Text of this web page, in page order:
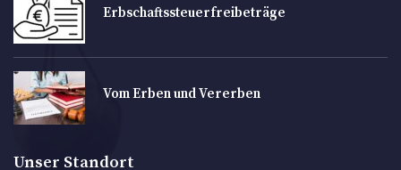
Erbschaftssteuerfreibeträge
Vom Erben und Vererben
Unser Standort